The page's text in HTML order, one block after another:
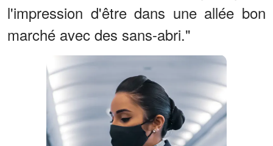
l'impression d'être dans une allée bon
marché avec des sans-abri."